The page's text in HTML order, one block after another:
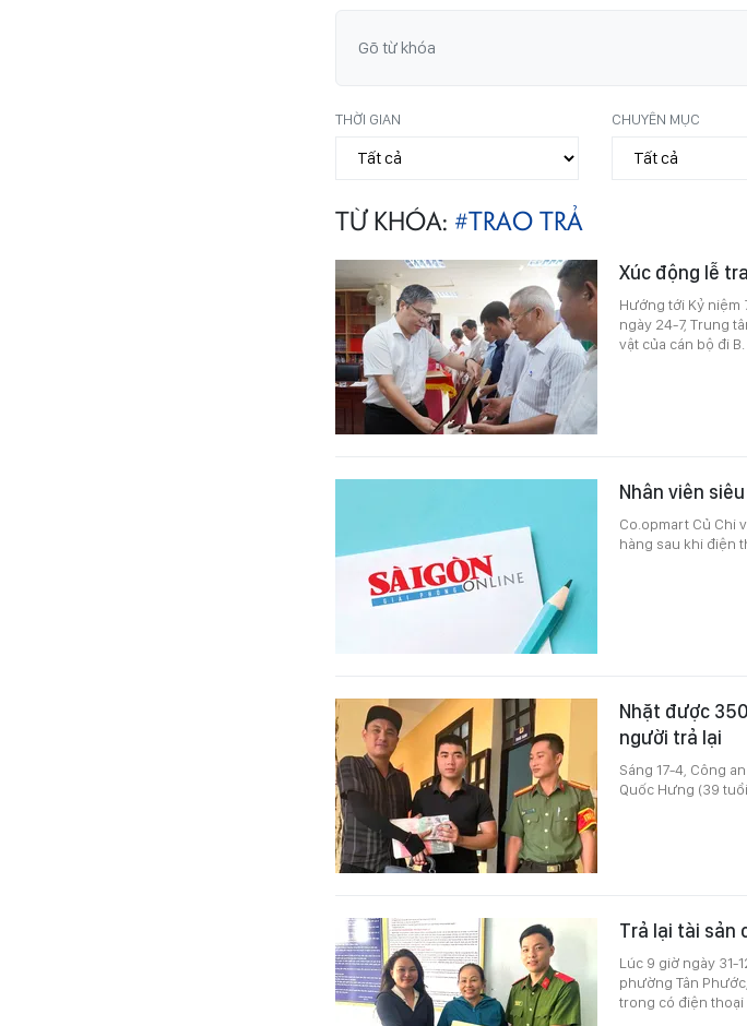
THỜI GIAN CHUYÊN MỤC
TỪ KHÓA: #TRAO TRẢ
Xúc động lễ
Hướng tới Kỷ niệm
ngày 24-7, Trung
vật của cán bộ đi B.
Nhân viên
Co.opmart Củ Chi
hàng sau khi điện
Nhặt được
người trả lại
Sáng 17-4, Công
Quốc Hưng (39
Trả lại tài sản
Lúc 9 giờ ngày 31-
phường Tân
trong có điện thoại